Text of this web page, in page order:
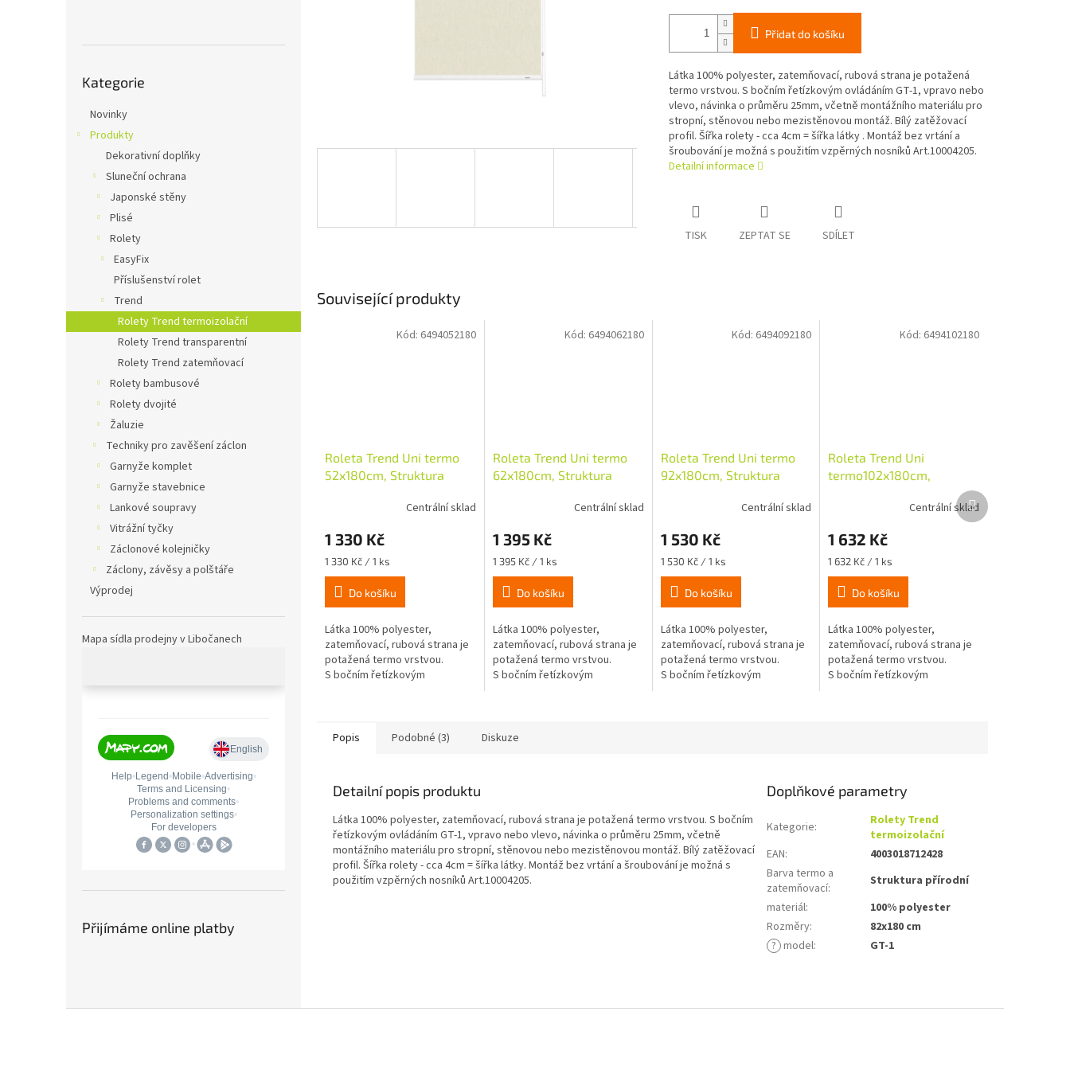
kategorie
Kategorie
Novinky
Produkty
Dekorativní doplňky
Sluneční ochrana
Japonské stěny
Plisé
Rolety
EasyFix
Příslušenství rolet
Trend
Rolety Trend termoizolační
Rolety Trend transparentní
Rolety Trend zatemňovací
Rolety bambusové
Rolety dvojité
Žaluzie
Techniky pro zavěšení záclon
Garnyže komplet
Garnyže stavebnice
Lankové soupravy
Vitrážní tyčky
Záclonové kolejničky
Záclony, závěsy a polštáře
Výprodej
Mapa sídla prodejny v Libočanech
Přijímáme online platby
Přidat do košíku
Látka 100% polyester, zatemňovací, rubová strana je potažená
termo vrstvou. S bočním řetízkovým ovládáním GT-1, vpravo nebo
vlevo, návinka o průměru 25mm, včetně montážního materiálu pro
stropní, stěnovou nebo mezistěnovou montáž. Bílý zatěžovací
profil. Šířka rolety - cca 4cm = šířka látky . Montáž bez vrtání a
šroubování je možná s použitím vzpěrných nosníků Art.10004205.
Detailní informace
TISK ZEPTAT SE SDÍLET
Související produkty
Roleta Trend Uni termo
52x180cm, Struktura
Centrální sklad
1 330 Kč
Měrná
cena:
1 330 Kč / 1 ks
Do košíku
Látka 100% polyester,
zatemňovací, rubová strana je
potažená termo vrstvou.
S bočním řetízkovým
Kód: 6494052180
Roleta Trend Uni termo
62x180cm, Struktura
Centrální sklad
1 395 Kč
Měrná
cena:
1 395 Kč / 1 ks
Do košíku
Látka 100% polyester,
zatemňovací, rubová strana je
potažená termo vrstvou.
S bočním řetízkovým
Kód: 6494062180
Roleta Trend Uni termo
92x180cm, Struktura
Centrální sklad
1 530 Kč
Měrná
cena:
1 530 Kč / 1 ks
Do košíku
Látka 100% polyester,
zatemňovací, rubová strana je
potažená termo vrstvou.
S bočním řetízkovým
Kód: 6494092180
Roleta Trend Uni
termo102x180cm,
Centrální sklad
1 632 Kč
Měrná
cena:
1 632 Kč / 1 ks
Do košíku
Látka 100% polyester,
zatemňovací, rubová strana je
potažená termo vrstvou.
S bočním řetízkovým
Kód: 6494102180
Další
produkt
Popis Podobné (3) Diskuze
Detailní popis produktu
Látka 100% polyester, zatemňovací, rubová strana je potažená termo vrstvou. S bočním
řetízkovým ovládáním GT-1, vpravo nebo vlevo, návinka o průměru 25mm, včetně
montážního materiálu pro stropní, stěnovou nebo mezistěnovou montáž. Bílý zatěžovací
profil. Šířka rolety - cca 4cm = šířka látky. Montáž bez vrtání a šroubování je možná s
použitím vzpěrných nosníků Art.10004205.
Doplňkové parametry
Kategorie:
Rolety Trend
termoizolační
EAN:
4003018712428
Barva termo a
zatemňovací:
Struktura přírodní
materiál:
100% polyester
Rozměry:
82x180 cm
? model: GT-1